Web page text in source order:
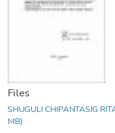
Files
SHUGULI CHIPANTASIG
MB)